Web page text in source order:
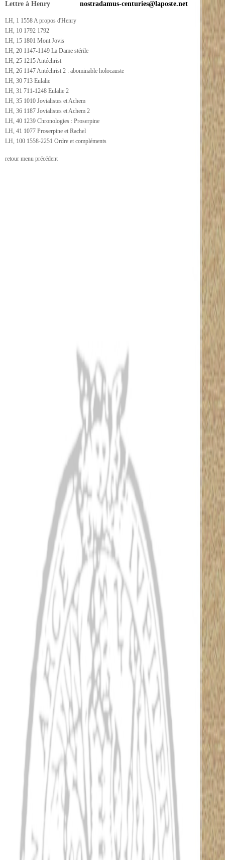
Lettre à Henry
LH, 1 1558 A propos d'Henry
LH, 10 1792 1792
LH, 15 1801 Mont Jovis
LH, 20 1147-1149 La Dame stérile
LH, 25 1215 Antéchrist
LH, 26 1147 Antéchrist 2 : abominable holocauste
LH, 30 713 Eulalie
LH, 31 711-1248 Eulalie 2
LH, 35 1010 Jovialistes et Achem
LH, 36 1187 Jovialistes et Achem 2
LH, 40 1239 Chronologies : Proserpine
LH, 41 1077 Proserpine et Rachel
LH, 100 1558-2251 Ordre et compléments
retour menu précédent
nostradamus-centuries@laposte.net